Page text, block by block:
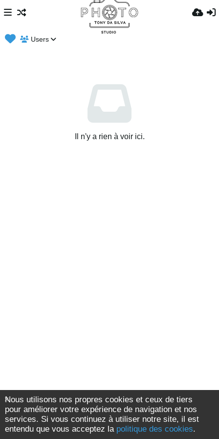
Users
Il n'y a rien à voir ici.
Nous utilisons nos propres cookies et ceux de tiers
pour améliorer votre expérience de navigation et nos
services. Si vous continuez à utiliser notre site, il est
entendu que vous acceptez la politique des cookies.